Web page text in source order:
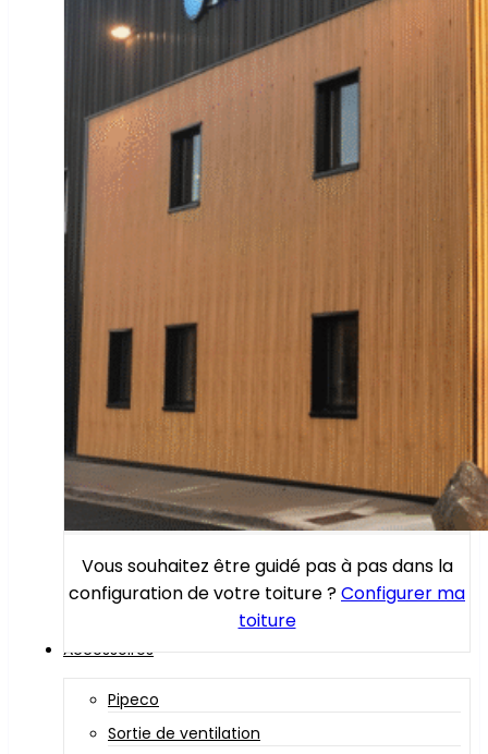
Vous souhaitez être guidé pas à pas dans la
configuration de votre toiture ?Configurer ma
toiture
Accessoires
Pipeco
Sortie de ventilation